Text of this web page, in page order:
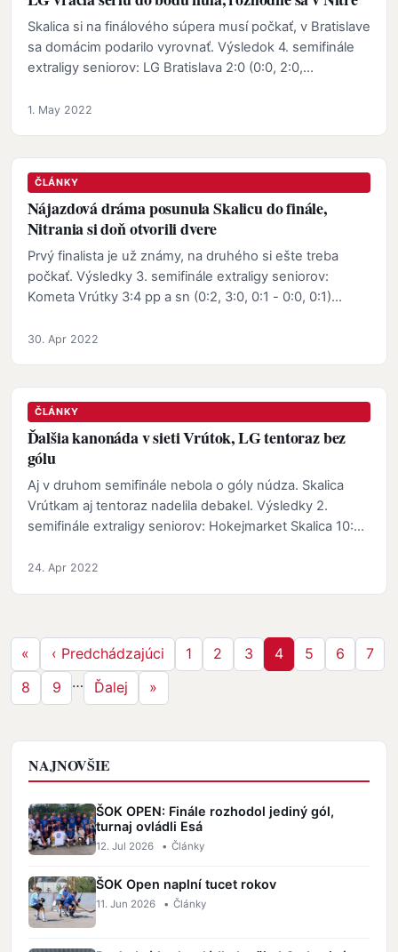
Skalica si na finálového súpera musí počkať, v Bratislave
sa domácim podarilo vyrovnať. Výsledok 4. semifinále
extraligy seniorov: LG Bratislava 2:0 (0:0, 2:0,…
1. May 2022
ČLÁNKY
Nájazdová dráma posunula Skalicu do finále,
Nitrania si doň otvorili dvere
Prvý finalista je už známy, na druhého si ešte treba
počkať. Výsledky 3. semifinále extraligy seniorov:
Kometa Vrútky 3:4 pp a sn (0:2, 3:0, 0:1 - 0:0, 0:1)…
30. Apr 2022
ČLÁNKY
Ďalšia kanonáda v sieti Vrútok, LG tentoraz bez
gólu
Aj v druhom semifinále nebola o góly núdza. Skalica
Vrútkam aj tentoraz nadelila debakel. Výsledky 2.
semifinále extraligy seniorov: Hokejmarket Skalica 10:2
24. Apr 2022
Prvá strana
« Predchádzajúca strana
‹ Predchádzajúci Strana
1 Strana
2 Strana
3 Strana
4 Strana
5 Strana
6
7
Strana
8 Strana
9 … Ďalšia strana
Ďalej Posledná strana
»
NAJNOVŠIE
ŠOK OPEN: Finále rozhodol jediný gól,
turnaj ovládli Esá
12. Jul 2026 • Články
ŠOK Open naplní tucet rokov
11. Jun 2026 • Články